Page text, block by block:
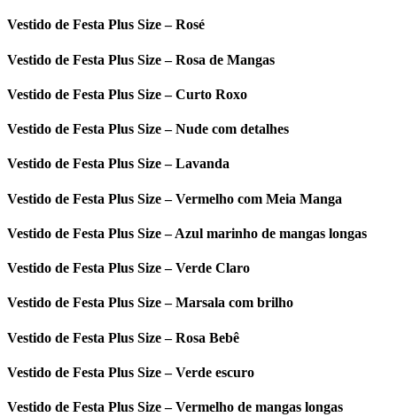
Vestido de Festa Plus Size – Rosé
Vestido de Festa Plus Size – Rosa de Mangas
Vestido de Festa Plus Size – Curto Roxo
Vestido de Festa Plus Size – Nude com detalhes
Vestido de Festa Plus Size – Lavanda
Vestido de Festa Plus Size – Vermelho com Meia Manga
Vestido de Festa Plus Size – Azul marinho de mangas longas
Vestido de Festa Plus Size – Verde Claro
Vestido de Festa Plus Size – Marsala com brilho
Vestido de Festa Plus Size – Rosa Bebê
Vestido de Festa Plus Size – Verde escuro
Vestido de Festa Plus Size – Vermelho de mangas longas